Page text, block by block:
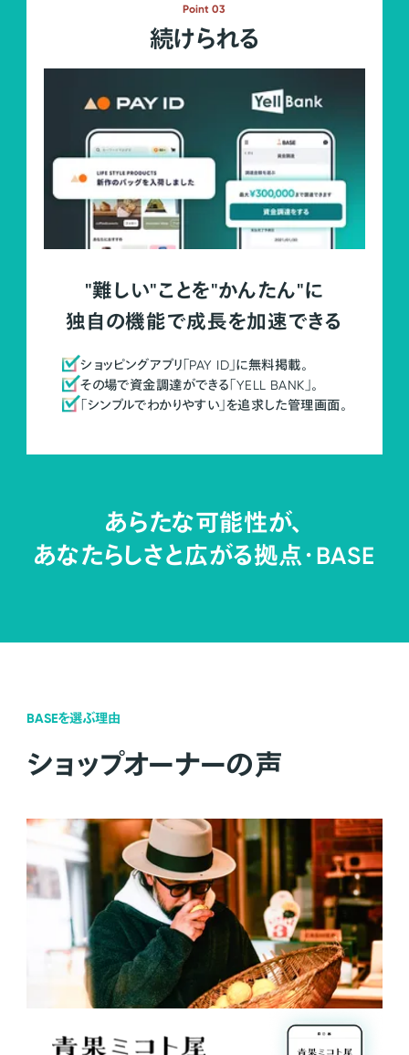
Point 03
続けられる
"難しい"ことを"かんたん"に
独自の機能で成長を加速できる
ショッピングアプリ「PAY ID」に無料掲載。
その場で資金調達ができる「YELL BANK」。
「シンプルでわかりやすい」を追求した管理画面。
あらたな可能性が、
あなたらしさと広がる拠点・BASE
BASEを選ぶ理由
ショップオーナーの声